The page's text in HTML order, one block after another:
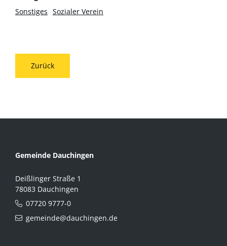
Sonstiges Sozialer Verein
Zurück
Gemeinde Dauchingen
Deißlinger Straße 1
78083 Dauchingen
07720 9777-0
gemeinde@dauchingen.de